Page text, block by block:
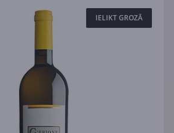
IELIKT GROZĀ